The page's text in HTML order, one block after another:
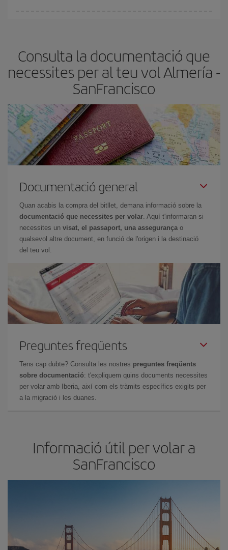
Consulta la documentació que
necessites per al teu vol Almería -
SanFrancisco
Documentació general
Quan acabis la compra del bitllet, demana informació sobre la
documentació que necessites per volar. Aquí t'informaran si
necessites un visat, el passaport, una assegurança o
qualsevol altre document, en funció de l'origen i la destinació
del teu vol.
Preguntes freqüents
Tens cap dubte? Consulta les nostres preguntes freqüents
sobre documentació: t'expliquem quins documents necessites
per volar amb Iberia, així com els tràmits específics exigits per
a la migració i les duanes.
Informació útil per volar a
SanFrancisco